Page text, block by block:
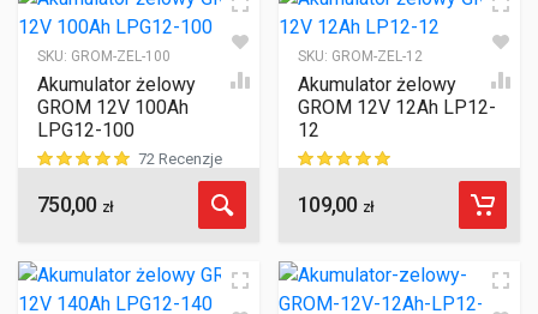
SKU: GROM-ZEL-100
Akumulator żelowy
GROM 12V 100Ah
LPG12-100
ocen klientów
72 Recenzje
750,00 zł
SKU: GROM-ZEL-12
Akumulator żelowy
GROM 12V 12Ah LP12-
12
ocen klientów
109,00 zł